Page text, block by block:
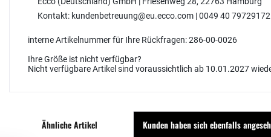
Kontakt: kundenbetreuung@eu.ecco.com | 0049 40 79729172
interne Artikelnummer für Ihre Rückfragen: 286-00-0026
Ihre Größe ist nicht verfügbar?
Nicht verfügbare Artikel sind voraussichtlich ab 10.01.2027
Ähnliche Artikel Kunden haben sich ebenfalls